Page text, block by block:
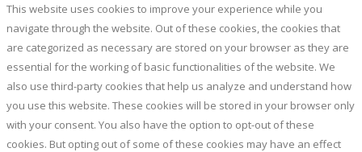
This website uses cookies to improve your experience while you
navigate through the website. Out of these cookies, the cookies that
are categorized as necessary are stored on your browser as they are
essential for the working of basic functionalities of the website. We
also use third-party cookies that help us analyze and understand how
you use this website. These cookies will be stored in your browser only
with your consent. You also have the option to opt-out of these
cookies. But opting out of some of these cookies may have an effect